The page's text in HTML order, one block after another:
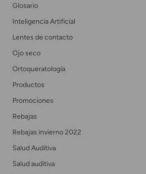
Glosario
Inteligencia Artificial
Lentes de contacto
Ojo seco
Ortoqueratología
Productos
Promociones
Rebajas
Rebajas invierno 2022
Salud Auditiva
Salud auditiva